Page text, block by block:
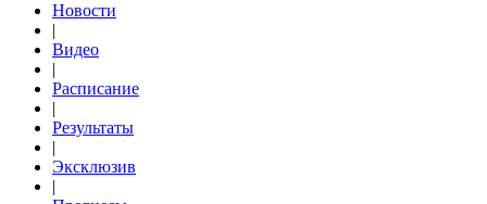
Новости
|
Видео
|
Расписание
|
Результаты
|
Эксклюзив
|